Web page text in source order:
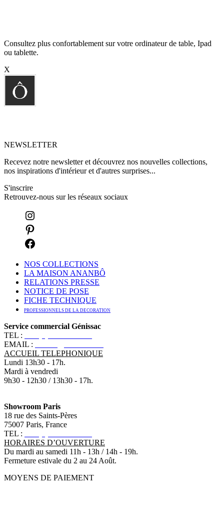
Consultez plus confortablement sur votre ordinateur de table, Ipad
ou tablette.
X
NEWSLETTER
Recevez notre newsletter et découvrez nos nouvelles collections,
nos inspirations d'intérieur et d'autres surprises...
S'inscrire
Retrouvez-nous sur les réseaux sociaux
NOS COLLECTIONS
LA MAISON ANANBÔ
RELATIONS PRESSE
NOTICE DE POSE
FICHE TECHNIQUE
PROFESSIONNELS DE LA DECORATION
Service commercial Génissac
TEL :
EMAIL :
ACCUEIL TELEPHONIQUE
Lundi 13h30 - 17h.
Mardi à vendredi
9h30 - 12h30 / 13h30 - 17h.
Showroom Paris
18 rue des Saints-Pères
75007 Paris, France
TEL :
HORAIRES D’OUVERTURE
Du mardi au samedi 11h - 13h / 14h - 19h.
Fermeture estivale du 2 au 24 Août.
MOYENS DE PAIEMENT